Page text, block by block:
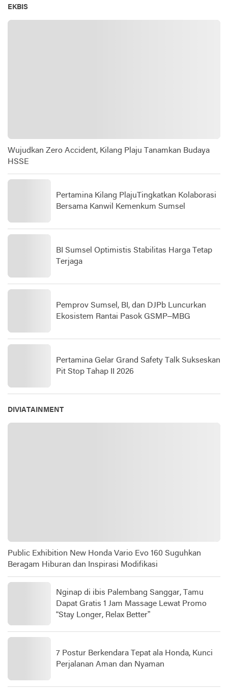
EKBIS
Wujudkan Zero Accident, Kilang Plaju Tanamkan Budaya
HSSE
Pertamina Kilang PlajuTingkatkan Kolaborasi
Bersama Kanwil Kemenkum Sumsel
BI Sumsel Optimistis Stabilitas Harga Tetap
Terjaga
Pemprov Sumsel, BI, dan DJPb Luncurkan
Ekosistem Rantai Pasok GSMP–MBG
Pertamina Gelar Grand Safety Talk Sukseskan
Pit Stop Tahap II 2026
DIVIATAINMENT
Public Exhibition New Honda Vario Evo 160 Suguhkan
Beragam Hiburan dan Inspirasi Modifikasi
Nginap di ibis Palembang Sanggar, Tamu
Dapat Gratis 1 Jam Massage Lewat Promo
“Stay Longer, Relax Better”
7 Postur Berkendara Tepat ala Honda, Kunci
Perjalanan Aman dan Nyaman